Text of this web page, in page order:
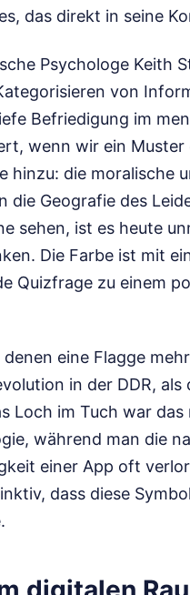
das direkt in seine
Psychologe Keith
von
Befriedigung im
wenn wir ein
hinzu: die moralische
Geografie des
sehen, ist es heute
Die Farbe ist mit
Quizfrage zu einem
eine Flagge
in der DDR, als
Loch im Tuch war
während man die
einer App oft
dass diese